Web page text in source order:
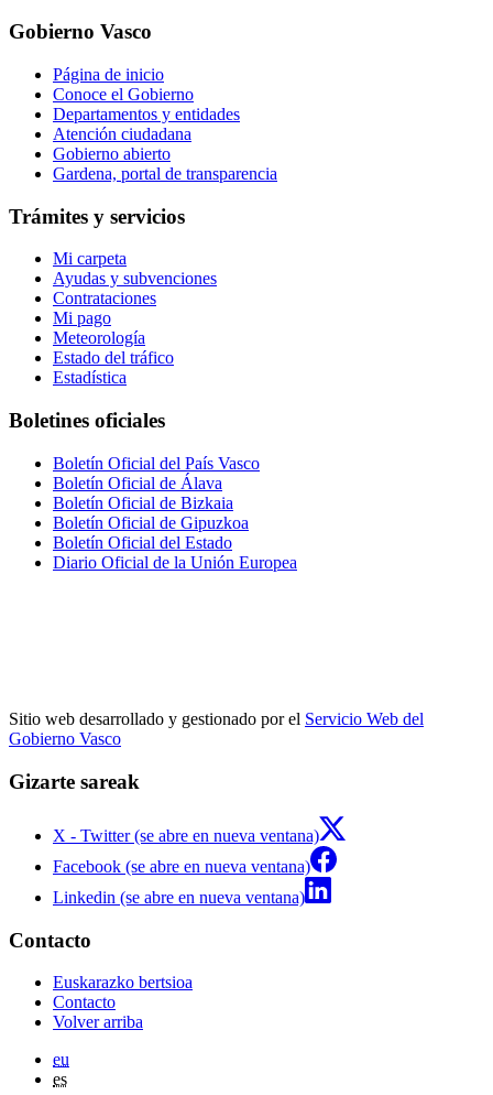
Gobierno Vasco
Página de inicio
Conoce el Gobierno
Departamentos y entidades
Atención ciudadana
Gobierno abierto
Gardena, portal de transparencia
Trámites y servicios
Mi carpeta
Ayudas y subvenciones
Contrataciones
Mi pago
Meteorología
Estado del tráfico
Estadística
Boletines oficiales
Boletín Oficial del País Vasco
Boletín Oficial de Álava
Boletín Oficial de Bizkaia
Boletín Oficial de Gipuzkoa
Boletín Oficial del Estado
Diario Oficial de la Unión Europea
Sitio web desarrollado y gestionado por el Servicio Web del
Gobierno Vasco
Gizarte sareak
X - Twitter (se abre en nueva ventana)
Facebook (se abre en nueva ventana)
Linkedin (se abre en nueva ventana)
Contacto
Euskarazko bertsioa
Contacto
Volver arriba
eu
es